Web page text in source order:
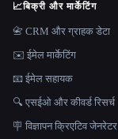
📈बिक्री और मार्केटिंग
📇 CRM और ग्राहक डेटा
✉️ ईमेल मार्केटिंग
📧 ईमेल सहायक
🔍 एसईओ और कीवर्ड रिसर्च
🪧 विज्ञापन क्रिएटिव जेनरेटर